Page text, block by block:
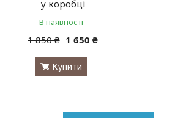
у коробці
В наявності
1 850 ₴ 1 650 ₴
Купити